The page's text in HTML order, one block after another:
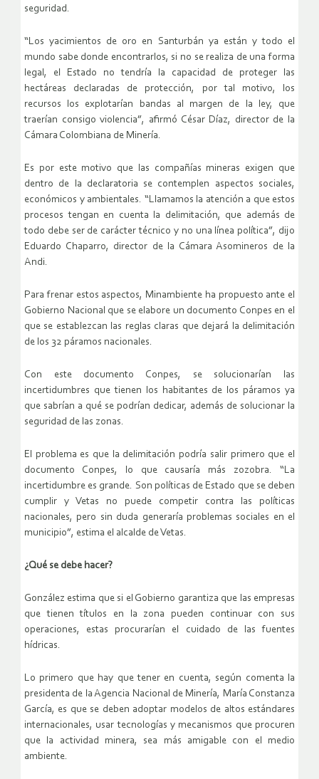
seguridad.
“Los yacimientos de oro en Santurbán ya están y todo el
mundo sabe donde encontrarlos, si no se realiza de una forma
legal, el Estado no tendría la capacidad de proteger las
hectáreas declaradas de protección, por tal motivo, los
recursos los explotarían bandas al margen de la ley, que
traerían consigo violencia”, afirmó César Díaz, director de la
Cámara Colombiana de Minería.
Es por este motivo que las compañías mineras exigen que
dentro de la declaratoria se contemplen aspectos sociales,
económicos y ambientales. “Llamamos la atención a que estos
procesos tengan en cuenta la delimitación, que además de
todo debe ser de carácter técnico y no una línea política”, dijo
Eduardo Chaparro, director de la Cámara Asomineros de la
Andi.
Para frenar estos aspectos, Minambiente ha propuesto ante el
Gobierno Nacional que se elabore un documento Conpes en el
que se establezcan las reglas claras que dejará la delimitación
de los 32 páramos nacionales.
Con este documento Conpes, se solucionarían las
incertidumbres que tienen los habitantes de los páramos ya
que sabrían a qué se podrían dedicar, además de solucionar la
seguridad de las zonas.
El problema es que la delimitación podría salir primero que el
documento Conpes, lo que causaría más zozobra. “La
incertidumbre es grande. Son políticas de Estado que se deben
cumplir y Vetas no puede competir contra las políticas
nacionales, pero sin duda generaría problemas sociales en el
municipio”, estima el alcalde de Vetas.
¿Qué se debe hacer?
González estima que si el Gobierno garantiza que las empresas
que tienen títulos en la zona pueden continuar con sus
operaciones, estas procurarían el cuidado de las fuentes
hídricas.
Lo primero que hay que tener en cuenta, según comenta la
presidenta de la Agencia Nacional de Minería, María Constanza
García, es que se deben adoptar modelos de altos estándares
internacionales, usar tecnologías y mecanismos que procuren
que la actividad minera, sea más amigable con el medio
ambiente.